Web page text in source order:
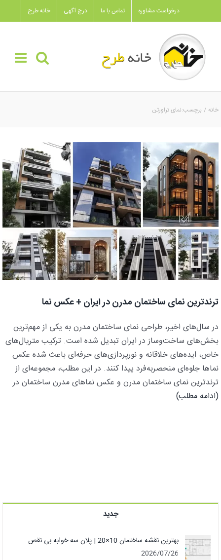
to
content
خانه طرح درج آگهی تماس با ما درخواست مشاوره
خانه برچسب:نمای تراورتن
ترندترین نمای ساختمان مدرن در ایران + عکس نما
در سال‌های اخیر، طراحی نمای ساختمان مدرن به یکی از مهم‌ترین
بخش‌های ساخت‌وساز در ایران تبدیل شده است. ترکیب متریال‌های
خاص، ایده‌های خلاقانه و نورپردازی‌های حرفه‌ای باعث شده عکس
نماها جلوه‌ای منحصر‌به‌فرد پیدا کنند. در این مطلب، مجموعه‌ای از
ترندترین نمای ساختمان مدرن و عکس نماهای مدرن ساختمان در
(ادامه مطلب)
جدید
بهترین نقشه ساختمان 10×20 | پلان سه خوابه بی نقص
2026/07/26